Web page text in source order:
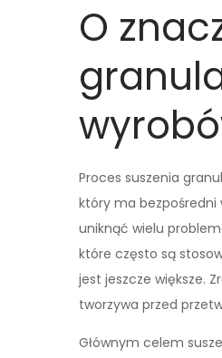
O
Proces suszenia
który ma bezpośredni
uniknąć wielu
które często są
jest jeszcze większe.
tworzywa przed
Głównym celem